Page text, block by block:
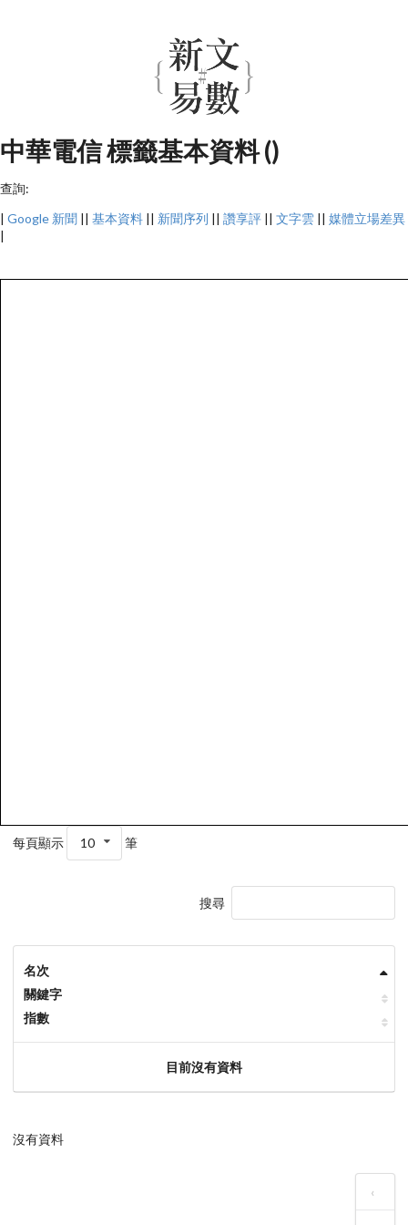
中華電信 標籤基本資料 ()
查詢:
| Google 新聞 || 基本資料 || 新聞序列 || 讚享評 || 文字雲 || 媒體立場差異
|
每頁顯示 10 筆
搜尋
名次
關鍵字
指數
目前沒有資料
沒有資料
‹